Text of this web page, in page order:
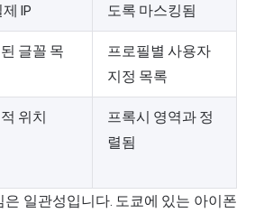
IP
도록 마스킹됨
글꼴 목
프로필별 사용자
지정 목록
위치
프록시 영역과 정
렬됨
일관성입니다. 도쿄에 있는 아이폰